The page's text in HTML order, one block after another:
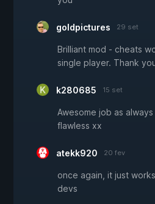
goldpictures 29 set
Brilliant mod - cheats
single player. Thank
k280685 15 set
Awesome job as
flawless xx
atekk920 20 fev
once again, it just
devs